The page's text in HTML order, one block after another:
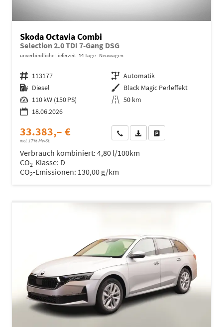
Skoda Octavia Combi
Selection 2.0 TDI 7-Gang DSG
unverbindliche Lieferzeit: 14 Tage Neuwagen
Fahrzeugnr. 113177 Getriebe Automatik
Kraftstoff Diesel Außenfarbe Black Magic Perleffekt
Leistung 110 kW (150 PS) Kilometerstand 50 km
18.06.2026
33.383,– €
incl. 17% MwSt.
Wir rufen Sie anFahrzeugexposé (PDF)
Verbrauch kombiniert: 4,80 l/100km
CO2-Klasse: D
CO2-Emissionen: 130,00 g/km